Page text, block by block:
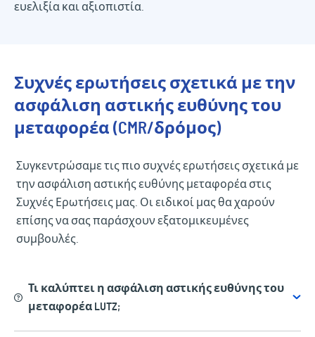
ευελιξία και αξιοπιστία.
Συχνές ερωτήσεις σχετικά με την
ασφάλιση αστικής ευθύνης του
μεταφορέα (CMR/δρόμος)
Συγκεντρώσαμε τις πιο συχνές ερωτήσεις σχετικά με
την ασφάλιση αστικής ευθύνης μεταφορέα στις
Συχνές Ερωτήσεις μας. Οι ειδικοί μας θα χαρούν
επίσης να σας παράσχουν εξατομικευμένες
συμβουλές.
Τι καλύπτει η ασφάλιση αστικής ευθύνης του
μεταφορέα LUTZ;